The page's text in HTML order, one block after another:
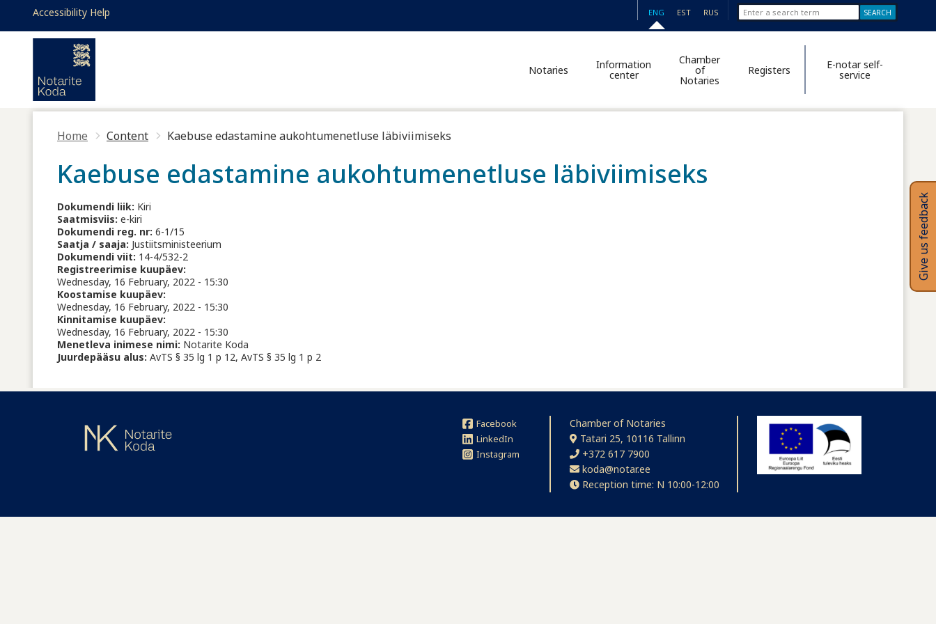
Skip to main content
Accessibility Help
Toggle high contrast
Give us feedback
Accessibility Help ENG EST RUS Search form
Search this
site
Notaries Information
center
Chamber
of
Notaries
Registers E-notar self-
service
Home Content Kaebuse edastamine aukohtumenetluse läbiviimiseks
Kaebuse edastamine aukohtumenetluse läbiviimiseks
Dokumendi liik: Kiri
Saatmisviis: e-kiri
Dokumendi reg. nr: 6-1/15
Saatja / saaja: Justiitsministeerium
Dokumendi viit: 14-4/532-2
Registreerimise kuupäev:
Wednesday, 16 February, 2022 - 15:30
Koostamise kuupäev:
Wednesday, 16 February, 2022 - 15:30
Kinnitamise kuupäev:
Wednesday, 16 February, 2022 - 15:30
Menetleva inimese nimi: Notarite Koda
Juurdepääsu alus: AvTS § 35 lg 1 p 12, AvTS § 35 lg 1 p 2
Chamber of Notaries
Tatari 25, 10116 Tallinn
+372 617 7900
koda@notar.ee
Reception time: N 10:00-12:00
Facebook
LinkedIn
Instagram